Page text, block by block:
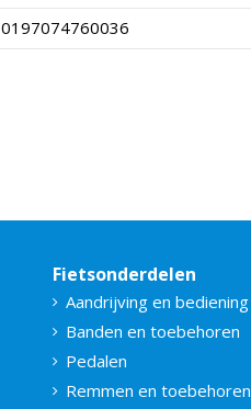
0197074760036
Fietsonderdelen
Aandrijving en bediening
Banden en toebehoren
Pedalen
Remmen en toebehoren